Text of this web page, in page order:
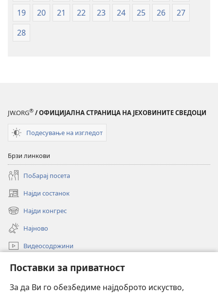
Поставки за приватност
За да Ви го обезбедиме најдоброто искуство,
свет
19
20 21 22 23 24 25 26
27
28
JW.ORG® / ОФИЦИЈАЛНА СТРАНИЦА НА ЈЕХОВИНИТЕ СВЕДОЦИ
Подесување на изгледот
Брзи линкови
Побарај посета
Најди состанок
(opens
new
window)
Најди конгрес
(opens
new
window)
Најново
Видеосодржини